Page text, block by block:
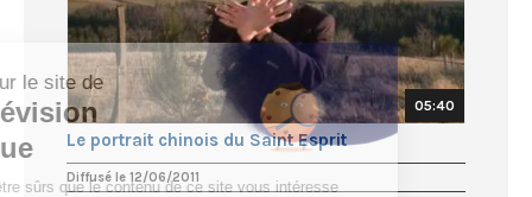
05:40
Le portrait chinois du Saint Esprit
Diffusé le 12/06/2011